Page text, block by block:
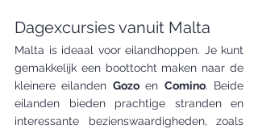
Dagexcursies vanuit Malta
Malta is ideaal voor eilandhoppen. Je kunt
gemakkelijk een boottocht maken naar de
kleinere eilanden Gozo en Comino. Beide
eilanden bieden prachtige stranden en
interessante bezienswaardigheden, zoals